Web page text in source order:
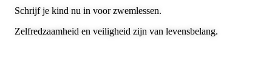
Schrijf je kind nu in voor zwemlessen.
Zelfredzaamheid en veiligheid zijn van levensbelang.